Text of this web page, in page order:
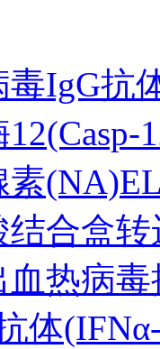
毒IgG抗
素
结合盒
血热病
体